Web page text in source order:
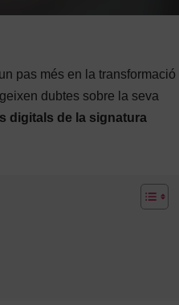
pas més en la transformació
dubtes sobre la seva
digitals de la signatura